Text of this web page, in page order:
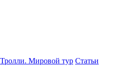
Тролли. Мировой тур Статьи